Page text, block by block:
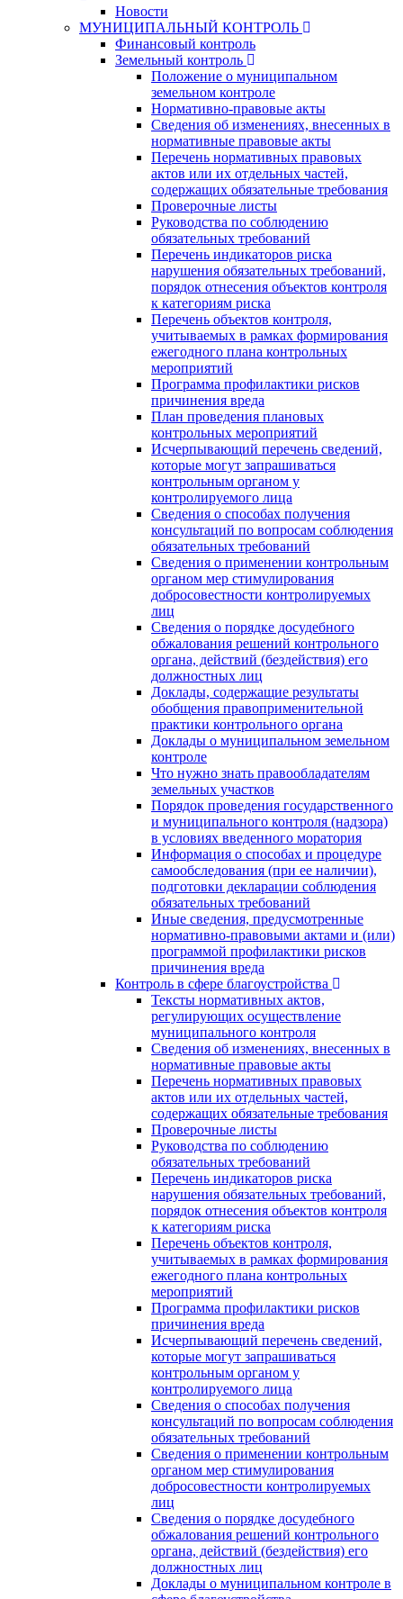
Новости
МУНИЦИПАЛЬНЫЙ КОНТРОЛЬ
Финансовый контроль
Земельный контроль
Положение о муниципальном
земельном контроле
Нормативно-правовые акты
Сведения об изменениях, внесенных в
нормативные правовые акты
Перечень нормативных правовых
актов или их отдельных частей,
содержащих обязательные требования
Проверочные листы
Руководства по соблюдению
обязательных требований
Перечень индикаторов риска
нарушения обязательных требований,
порядок отнесения объектов контроля
к категориям риска
Перечень объектов контроля,
учитываемых в рамках формирования
ежегодного плана контрольных
мероприятий
Программа профилактики рисков
причинения вреда
План проведения плановых
контрольных мероприятий
Исчерпывающий перечень сведений,
которые могут запрашиваться
контрольным органом у
контролируемого лица
Сведения о способах получения
консультаций по вопросам соблюдения
обязательных требований
Сведения о применении контрольным
органом мер стимулирования
добросовестности контролируемых
лиц
Сведения о порядке досудебного
обжалования решений контрольного
органа, действий (бездействия) его
должностных лиц
Доклады, содержащие результаты
обобщения правоприменительной
практики контрольного органа
Доклады о муниципальном земельном
контроле
Что нужно знать правообладателям
земельных участков
Порядок проведения государственного
и муниципального контроля (надзора)
в условиях введенного моратория
Информация о способах и процедуре
самообследования (при ее наличии),
подготовки декларации соблюдения
обязательных требований
Иные сведения, предусмотренные
нормативно-правовыми актами и (или)
программой профилактики рисков
причинения вреда
Контроль в сфере благоустройства
Тексты нормативных актов,
регулирующих осуществление
муниципального контроля
Сведения об изменениях, внесенных в
нормативные правовые акты
Перечень нормативных правовых
актов или их отдельных частей,
содержащих обязательные требования
Проверочные листы
Руководства по соблюдению
обязательных требований
Перечень индикаторов риска
нарушения обязательных требований,
порядок отнесения объектов контроля
к категориям риска
Перечень объектов контроля,
учитываемых в рамках формирования
ежегодного плана контрольных
мероприятий
Программа профилактики рисков
причинения вреда
Исчерпывающий перечень сведений,
которые могут запрашиваться
контрольным органом у
контролируемого лица
Сведения о способах получения
консультаций по вопросам соблюдения
обязательных требований
Сведения о применении контрольным
органом мер стимулирования
добросовестности контролируемых
лиц
Сведения о порядке досудебного
обжалования решений контрольного
органа, действий (бездействия) его
должностных лиц
Доклады о муниципальном контроле в